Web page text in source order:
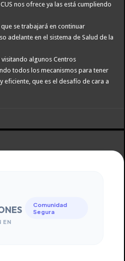
nos ofrece ya las está cumpliendo
se trabajará en continuar
adelante en el sistema de Salud de la
algunos Centros
todos los mecanismos para tener
eficiente, que es el desafío de cara a
EN
Comunidad
Segura